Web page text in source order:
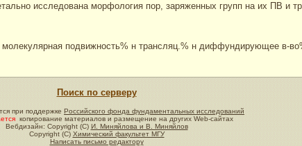
исследована морфология пор, заряженных групп на их ПВ и
подвижность% н трансляц.% н диффундирующее в-
Поиск по серверу
при поддержке Российского фонда фундаментальных исследований
копирование материалов и размещение на других Web-сайтах
Вебдизайн: Copyright (C) И. Миняйлова и В. Миняйлов
Copyright (C) Химический факультет МГУ
Написать письмо редактору